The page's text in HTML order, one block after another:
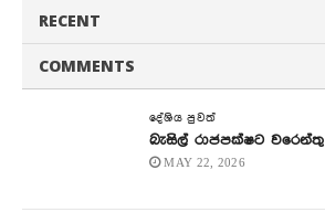
RECENT
COMMENTS
දේශිය පුවත්
බැසිල් රාජපක්ෂට වරෙන්තු
MAY 22, 2026